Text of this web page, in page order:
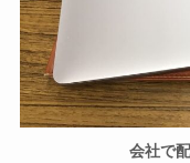
会社で